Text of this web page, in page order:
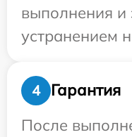
выполнения и
устранением
4
Гарантия
После